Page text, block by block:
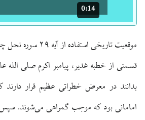
مدت: 14 ثانیه
0:14
موقعیت تاریخی
قسمتی از خطبه غدیر، پیامبر اکرم صلی الله
بدانند در معرض خطراتی عظیم قرار دارند
امامانی بود که موجب گمراهی می‌شوند.